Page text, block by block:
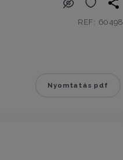
REF: 60498
Nyomtatás pdf